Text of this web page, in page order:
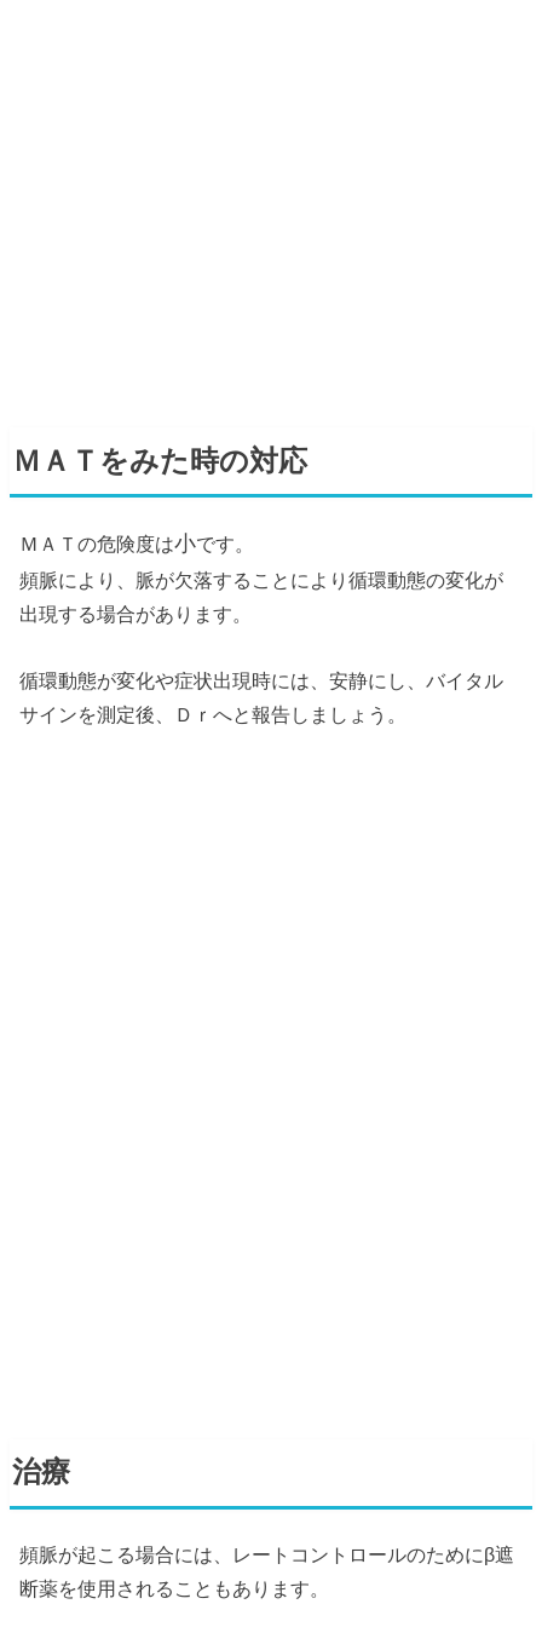
ＭＡＴをみた時の対応
ＭＡＴの危険度は小です。
頻脈により、脈が欠落することにより循環動態の変化が
出現する場合があります。
循環動態が変化や症状出現時には、安静にし、バイタル
サインを測定後、Ｄｒへと報告しましょう。
治療
頻脈が起こる場合には、レートコントロールのためにβ遮
断薬を使用されることもあります。